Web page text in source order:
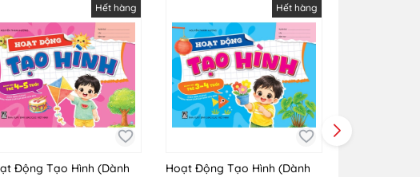
Hết hàng
Động Tạo Hình (Dành
Hết hàng
Hoạt Động Tạo Hình (Dành